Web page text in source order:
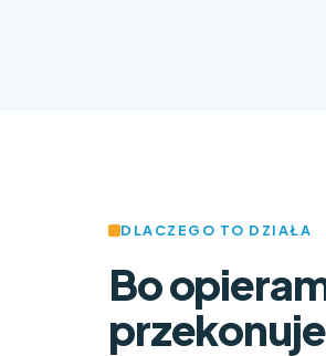
DLACZEGO TO DZIAŁA
Bo